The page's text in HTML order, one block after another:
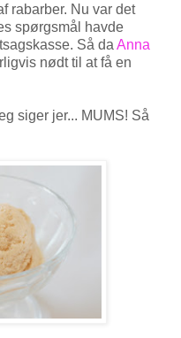
rabarber. Nu var det
spørgsmål havde
Så da Anna
nødt til at få en
siger jer... MUMS! Så